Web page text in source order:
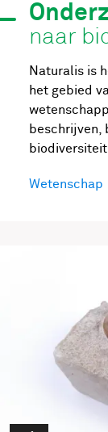
naar
Naturalis is
het gebied
beschrijven,
biodiversiteit.
Wetenschap